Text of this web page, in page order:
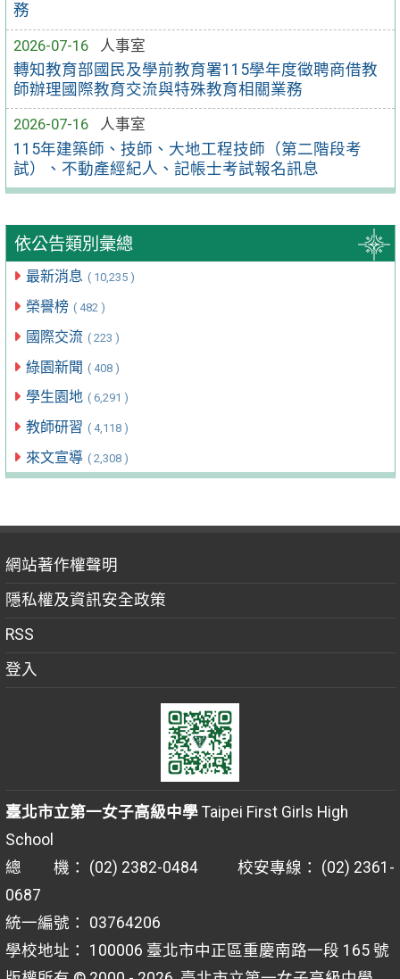
務
2026-07-16
人事室
轉知教育部國民及學前教育署115學年度徵聘商借教
師辦理國際教育交流與特殊教育相關業務
2026-07-16
人事室
115年建築師、技師、大地工程技師（第二階段考
試）、不動產經紀人、記帳士考試報名訊息
依公告類別彙總
最新消息 ( 10,235 )
榮譽榜 ( 482 )
國際交流 ( 223 )
綠園新聞 ( 408 )
學生園地 ( 6,291 )
教師研習 ( 4,118 )
來文宣導 ( 2,308 )
網站著作權聲明
隱私權及資訊安全政策
RSS
登入
臺北市立第一女子高級中學Taipei First Girls High
School
總 機： (02) 2382-0484 校安專線： (02) 2361-
0687
統一編號： 03764206
學校地址： 100006 臺北市中正區重慶南路一段 165 號